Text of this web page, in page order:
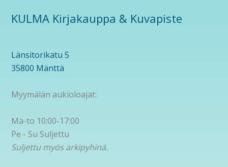
KULMA Kirjakauppa & Kuvapiste
Länsitorikatu 5
35800 Mänttä
Myymälän aukioloajat:
Ma-to 10:00-17:00
Pe - Su Suljettu
Suljettu myös arkipyhinä.